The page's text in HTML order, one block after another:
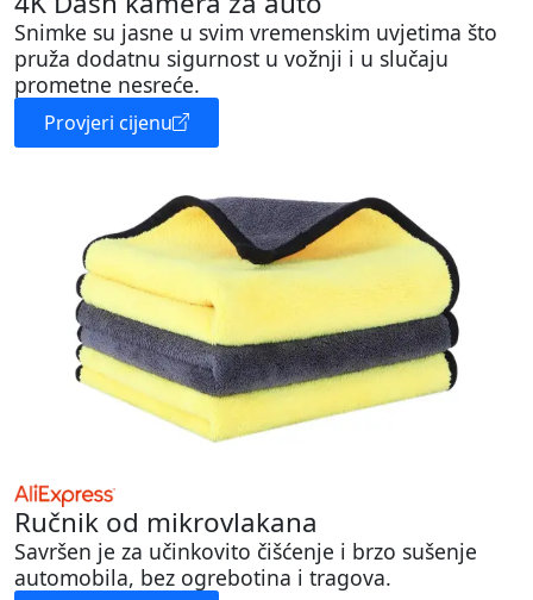
Snimke su jasne u svim vremenskim uvjetima što
pruža dodatnu sigurnost u vožnji i u slučaju
prometne nesreće.
Provjeri cijenu
Ručnik od mikrovlakana
Savršen je za učinkovito čišćenje i brzo sušenje
automobila, bez ogrebotina i tragova.